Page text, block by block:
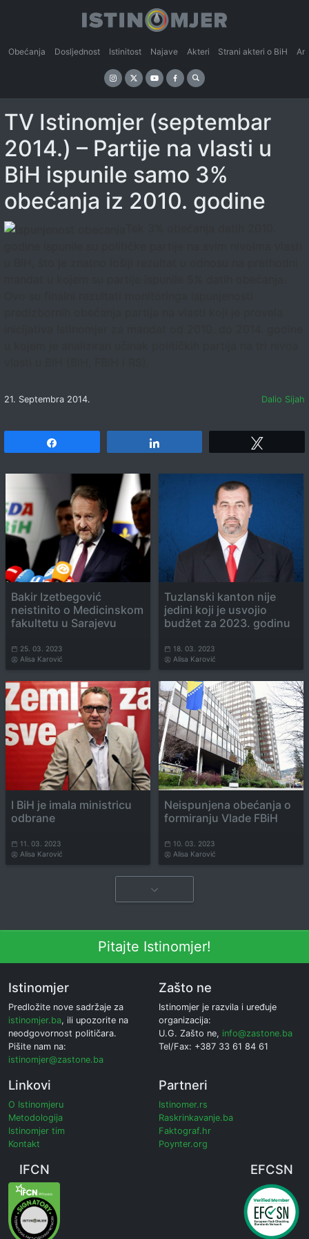
Obećanja Dosljednost Istinitost Najave Akteri Strani akteri o BiH
TV Istinomjer (septembar
2014.) – Partije na vlasti u
BiH ispunile samo 3%
obećanja iz 2010. godine
21. Septembra 2014. Dalio Sijah
Bakir Izetbegović
neistinito o Medicinskom
fakultetu u Sarajevu
25. 03. 2023
Alisa Karović
Tuzlanski kanton nije
jedini koji je usvojio
budžet za 2023. godinu
18. 03. 2023
Alisa Karović
I BiH je imala ministricu
odbrane
11. 03. 2023
Alisa Karović
Neispunjena obećanja o
formiranju Vlade FBiH
10. 03. 2023
Alisa Karović
Pitajte Istinomjer!
Istinomjer
Predložite nove sadržaje za
istinomjer.ba, ili upozorite na
neodgovornost političara.
Pišite nam na:
istinomjer@zastone.ba
Zašto ne
Istinomjer je razvila i uređuje
organizacija:
U.G. Zašto ne, info@zastone.ba
Tel/Fax: +387 33 61 84 61
Linkovi
O Istinomjeru
Metodologija
Istinomjer tim
Kontakt
Partneri
Istinomer.rs
Raskrinkavanje.ba
Faktograf.hr
Poynter.org
IFCN EFCSN